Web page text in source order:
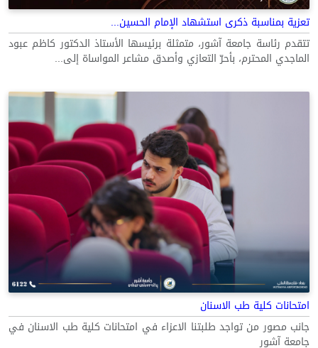
تعزية بمناسبة ذكرى استشهاد الإمام الحسين...
تتقدم رئاسة جامعة آشور، متمثلة برئيسها الأستاذ الدكتور كاظم عبود
الماجدي المحترم، بأحرّ التعازي وأصدق مشاعر المواساة إلى...
امتحانات كلية طب الاسنان
جانب مصور من تواجد طلبتنا الاعزاء في امتحانات كلية طب الاسنان في
جامعة آشور